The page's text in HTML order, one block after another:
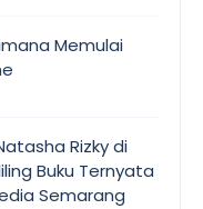
Memulai
Rizky di
Buku Ternyata
Semarang